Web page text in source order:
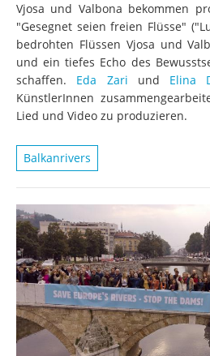
Vjosa und Valbona bekommen
"Gesegnet seien freien Flüsse"
bedrohten Flüssen Vjosa und
und ein tiefes Echo des
schaffen. Eda Zari und Elina
KünstlerInnen
Lied und Video zu produzieren.
Balkanrivers